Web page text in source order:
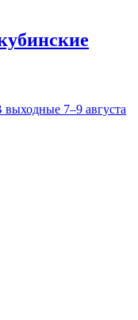
7–9 августа